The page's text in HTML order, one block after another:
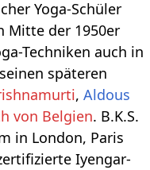
Yoga-Schüler
Mitte der 1950er
Techniken auch in
späteren
,Aldous
von Belgien. B.K.S.
in London, Paris
Iyengar-